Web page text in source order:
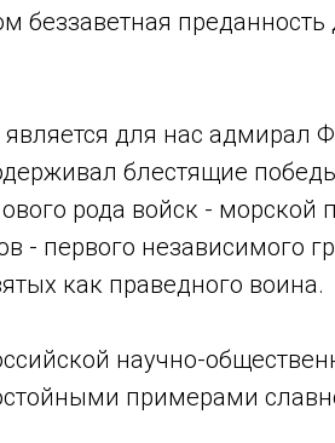
беззаветная
для нас адмирал
блестящие
рода войск -
первого независимого
как праведного воина.
научно-
примерами